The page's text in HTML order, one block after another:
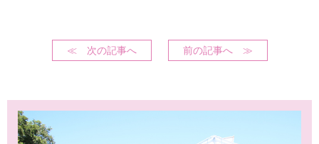
≪ 次の記事へ 前の記事へ ≫